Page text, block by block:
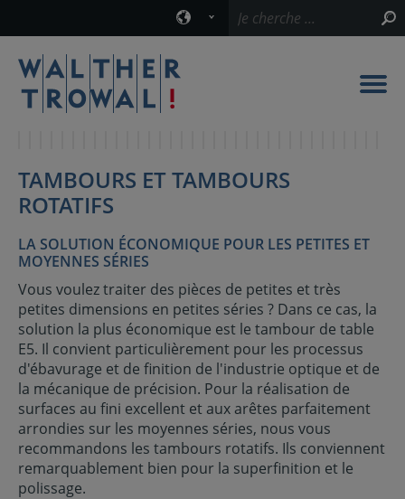
TAMBOURS ET TAMBOURS
ROTATIFS
LA SOLUTION ÉCONOMIQUE POUR LES PETITES ET
MOYENNES SÉRIES
Vous voulez traiter des pièces de petites et très
petites dimensions en petites séries ? Dans ce cas, la
solution la plus économique est le tambour de table
E5. Il convient particulièrement pour les processus
d'ébavurage et de finition de l'industrie optique et de
la mécanique de précision. Pour la réalisation de
surfaces au fini excellent et aux arêtes parfaitement
arrondies sur les moyennes séries, nous vous
recommandons les tambours rotatifs. Ils conviennent
remarquablement bien pour la superfinition et le
polissage.